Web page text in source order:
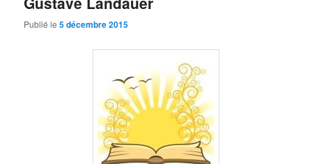
Publié le5 décembre 2015